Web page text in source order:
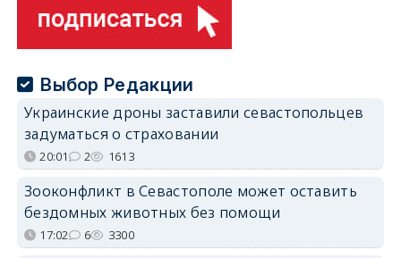
Выбор Редакции
Украинские дроны заставили севастопольцев
задуматься о страховании
20:01 2 1613
Зооконфликт в Севастополе может оставить
бездомных животных без помощи
17:02 6 3300